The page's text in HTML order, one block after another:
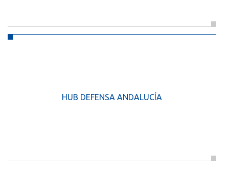
HUB DEFENSA ANDALUCÍA